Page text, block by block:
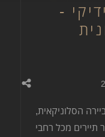
-
הסלוניקאית,
תיירים מכל רחבי